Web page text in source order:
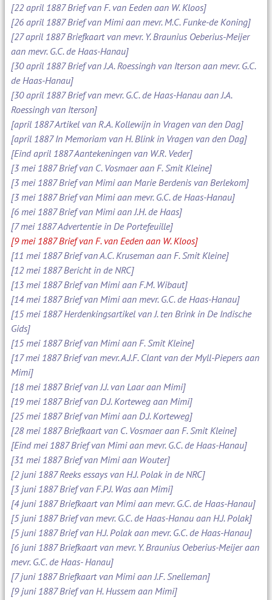
[22 april 1887 Brief van F. van Eeden aan W. Kloos]
[26 april 1887 Brief van Mimi aan mevr. M.C. Funke-de Koning]
[27 april 1887 Briefkaart van mevr. Y. Braunius Oeberius-Meijer
aan mevr. G.C. de Haas-Hanau]
[30 april 1887 Brief van J.A. Roessingh van Iterson aan mevr. G.C.
de Haas-Hanau]
[30 april 1887 Brief van mevr. G.C. de Haas-Hanau aan J.A.
Roessingh van Iterson]
[april 1887 Artikel van R.A. Kollewijn in Vragen van den Dag]
[april 1887 In Memoriam van H. Blink in Vragen van den Dag]
[Eind april 1887 Aantekeningen van W.R. Veder]
[3 mei 1887 Brief van C. Vosmaer aan F. Smit Kleine]
[3 mei 1887 Brief van Mimi aan Marie Berdenis van Berlekom]
[3 mei 1887 Brief van Mimi aan mevr. G.C. de Haas-Hanau]
[6 mei 1887 Brief van Mimi aan J.H. de Haas]
[7 mei 1887 Advertentie in De Portefeuille]
[9 mei 1887 Brief van F. van Eeden aan W. Kloos]
[11 mei 1887 Brief van A.C. Kruseman aan F. Smit Kleine]
[12 mei 1887 Bericht in de NRC]
[13 mei 1887 Brief van Mimi aan F.M. Wibaut]
[14 mei 1887 Brief van Mimi aan mevr. G.C. de Haas-Hanau]
[15 mei 1887 Herdenkingsartikel van J. ten Brink in De Indische
Gids]
[15 mei 1887 Brief van Mimi aan F. Smit Kleine]
[17 mei 1887 Brief van mevr. A.J.F. Clant van der Myll-Piepers aan
Mimi]
[18 mei 1887 Brief van J.J. van Laar aan Mimi]
[19 mei 1887 Brief van D.J. Korteweg aan Mimi]
[25 mei 1887 Brief van Mimi aan D.J. Korteweg]
[28 mei 1887 Briefkaart van C. Vosmaer aan F. Smit Kleine]
[Eind mei 1887 Brief van Mimi aan mevr. G.C. de Haas-Hanau]
[31 mei 1887 Brief van Mimi aan Wouter]
[2 juni 1887 Reeks essays van H.J. Polak in de NRC]
[3 juni 1887 Brief van F.P.J. Was aan Mimi]
[4 juni 1887 Briefkaart van Mimi aan mevr. G.C. de Haas-Hanau]
[5 juni 1887 Brief van mevr. G.C. de Haas-Hanau aan H.J. Polak]
[5 juni 1887 Brief van H.J. Polak aan mevr. G.C. de Haas-Hanau]
[6 juni 1887 Briefkaart van mevr. Y. Braunius Oeberius-Meijer aan
mevr. G.C. de Haas- Hanau]
[7 juni 1887 Briefkaart van Mimi aan J.F. Snelleman]
[9 juni 1887 Brief van H. Hussem aan Mimi]